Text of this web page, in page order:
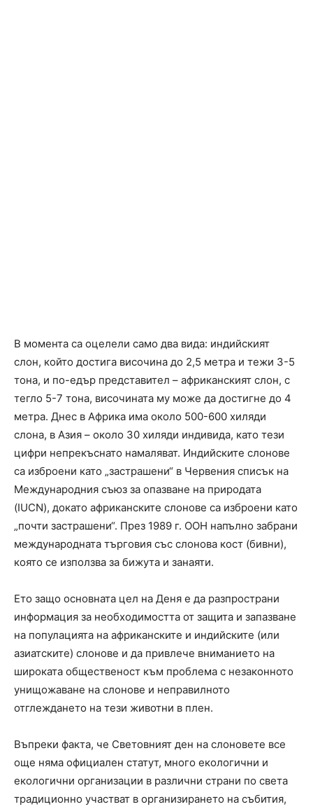
В момента са оцелели само два вида: индийският
слон, който достига височина до 2,5 метра и тежи 3-5
тона, и по-едър представител – африканският слон, с
тегло 5-7 тона, височината му може да достигне до 4
метра. Днес в Африка има около 500-600 хиляди
слона, в Азия – около 30 хиляди индивида, като тези
цифри непрекъснато намаляват. Индийските слонове
са изброени като „застрашени“ в Червения списък на
Международния съюз за опазване на природата
(IUCN), докато африканските слонове са изброени като
„почти застрашени“. През 1989 г. ООН напълно забрани
международната търговия със слонова кост (бивни),
която се използва за бижута и занаяти.
Ето защо основната цел на Деня е да разпространи
информация за необходимостта от защита и запазване
на популацията на африканските и индийските (или
азиатските) слонове и да привлече вниманието на
широката общественост към проблема с незаконното
унищожаване на слонове и неправилното
отглеждането на тези животни в плен.
Въпреки факта, че Световният ден на слоновете все
още няма официален статут, много екологични и
екологични организации в различни страни по света
традиционно участват в организирането на събития,